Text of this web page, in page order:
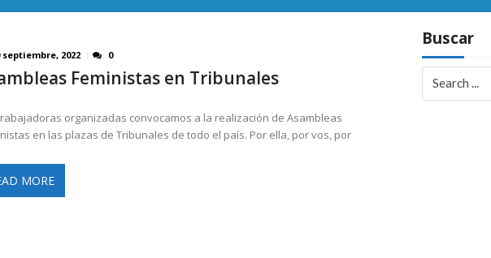
septiembre, 2022 0
Feministas en Tribunales
organizadas convocamos a la realización de Asambleas
en las plazas de Tribunales de todo el país. Por ella, por vos, por
MORE
Buscar
for: